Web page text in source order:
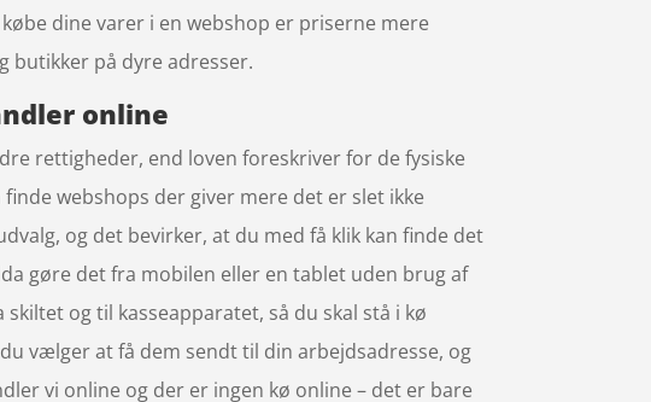
dine varer i en webshop er priserne mere
butikker på dyre adresser.
online
rettigheder, end loven foreskriver for de fysiske
webshops der giver mere det er slet ikke
og det bevirker, at du med få klik kan finde det
gøre det fra mobilen eller en tablet uden brug af
og til kasseapparatet, så du skal stå i kø
vælger at få dem sendt til din arbejdsadresse, og
vi online og der er ingen kø online – det er bare